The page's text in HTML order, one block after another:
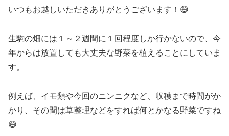
いつもお越しいただきありがとうございます！😄
生駒の畑には１～２週間に１回程度しか行かないので、今
年からは放置しても大丈夫な野菜を植えることにしていま
す。
例えば、イモ類や今回のニンニクなど、収穫まで時間がか
かり、その間は草整理などをすれば何とかなる野菜ですね
😄